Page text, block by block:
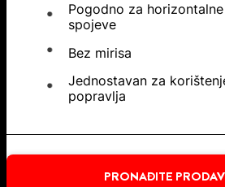
Pogodno za
spojeve
Bez mirisa
Jednostavan za
popravlja
PRONAĐITE